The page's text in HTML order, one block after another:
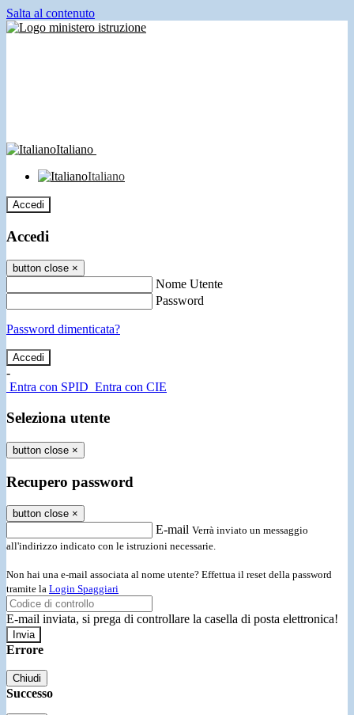
Salta al contenuto
Italiano
Italiano
Accedi
Accedi
button close ×
Nome Utente
Password
Password dimenticata?
-
Entra con SPID Entra con CIE
Seleziona utente
button close ×
Recupero password
button close ×
E-mail Verrà inviato un messaggio
all'indirizzo indicato con le istruzioni necessarie.
Non hai una e-mail associata al nome utente? Effettua il reset della password
tramite la Login Spaggiari
E-mail inviata, si prega di controllare la casella di posta elettronica!
Errore
Chiudi
Successo